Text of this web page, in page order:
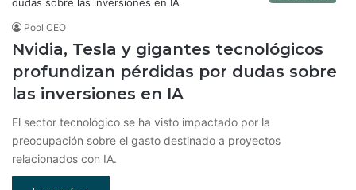
Pool CEO
Nvidia, Tesla y gigantes tecnológicos
profundizan pérdidas por dudas sobre
las inversiones en IA
El sector tecnológico se ha visto impactado por la
preocupación sobre el gasto destinado a proyectos
relacionados con IA.